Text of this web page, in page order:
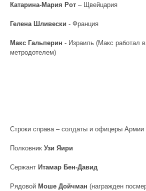
Катарина-Мария Рот – Щвейцария
Гелена Шливески - Франция
Макс Гальперин - Израиль (Макс работал в
метродотелем)
Строки справа – солдаты и офицеры
Полковник Узи Яири
Сержант Итамар Бен-Давид
Рядовой Моше Дойчман (награжден